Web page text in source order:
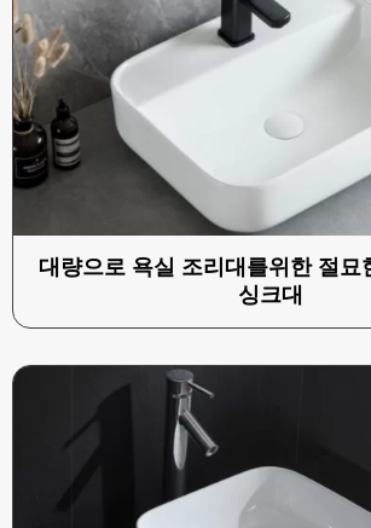
대량으로 욕실 조리대를위한 절묘
싱크대